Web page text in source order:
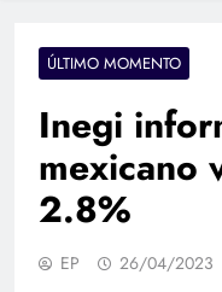
ÚLTIMO MOMENTO
Inegi
mexicano
2.8%
EP 26/04/2023